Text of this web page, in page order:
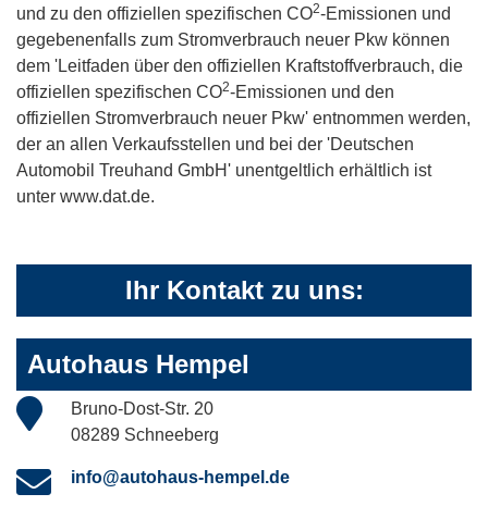
und zu den offiziellen spezifischen CO2-Emissionen und
gegebenenfalls zum Stromverbrauch neuer Pkw können
dem 'Leitfaden über den offiziellen Kraftstoffverbrauch, die
offiziellen spezifischen CO2-Emissionen und den
offiziellen Stromverbrauch neuer Pkw' entnommen werden,
der an allen Verkaufsstellen und bei der 'Deutschen
Automobil Treuhand GmbH' unentgeltlich erhältlich ist
unter www.dat.de.
Ihr Kontakt zu uns:
Autohaus Hempel
Bruno-Dost-Str. 20
08289 Schneeberg
info@autohaus-hempel.de